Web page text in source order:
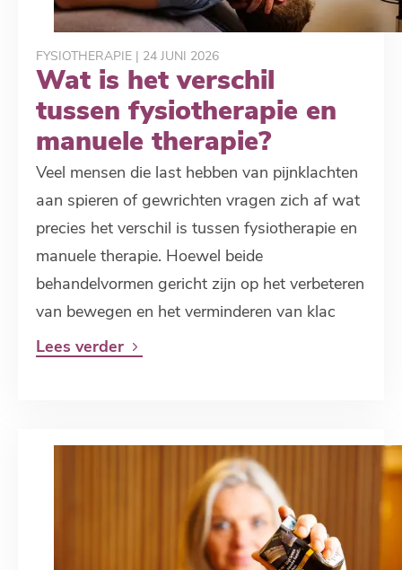
FYSIOTHERAPIE | 24 JUNI 2026
Wat is het verschil
tussen fysiotherapie en
manuele therapie?
Veel mensen die last hebben van pijnklachten
aan spieren of gewrichten vragen zich af wat
precies het verschil is tussen fysiotherapie en
manuele therapie. Hoewel beide
behandelvormen gericht zijn op het verbeteren
van bewegen en het verminderen van klac
Lees verder